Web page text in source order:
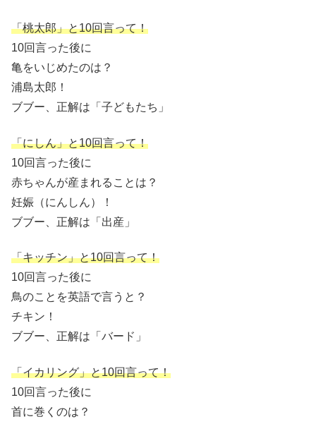
「桃太郎」と10回言って！
10回言った後に
亀をいじめたのは？
浦島太郎！
ブブー、正解は「子どもたち」
「にしん」と10回言って！
10回言った後に
赤ちゃんが産まれることは？
妊娠（にんしん）！
ブブー、正解は「出産」
「キッチン」と10回言って！
10回言った後に
鳥のことを英語で言うと？
チキン！
ブブー、正解は「バード」
「イカリング」と10回言って！
10回言った後に
首に巻くのは？